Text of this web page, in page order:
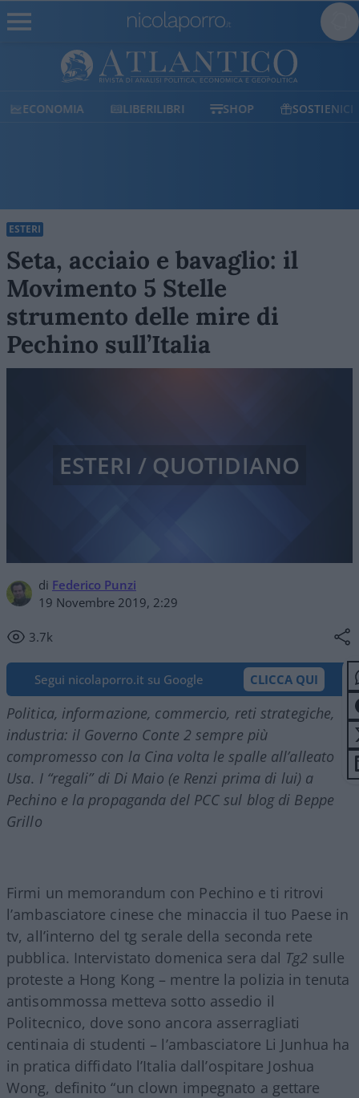
ECONOMIA LIBERILIBRI SHOP SOSTIENICI
ESTERI
Seta, acciaio e bavaglio: il
Movimento 5 Stelle
strumento delle mire di
Pechino sull’Italia
di Federico Punzi
19 Novembre 2019, 2:29
3.7k
ESTERI / QUOTIDIANO
Segui nicolaporro.it su Google CLICCA QUI
Politica, informazione, commercio, reti strategiche,
industria: il Governo Conte 2 sempre più
compromesso con la Cina volta le spalle all’alleato
Usa. I “regali” di Di Maio (e Renzi prima di lui) a
Pechino e la propaganda del PCC sul blog di Beppe
Grillo
Firmi un memorandum con Pechino e ti ritrovi
l’ambasciatore cinese che minaccia il tuo Paese in
tv, all’interno del tg serale della seconda rete
pubblica. Intervistato domenica sera dal Tg2 sulle
proteste a Hong Kong – mentre la polizia in tenuta
antisommossa metteva sotto assedio il
Politecnico, dove sono ancora asserragliati
centinaia di studenti – l’ambasciatore Li Junhua ha
in pratica diffidato l’Italia dall’ospitare Joshua
Wong, definito “un clown impegnato a gettare